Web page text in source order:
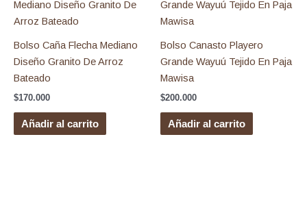
Bolso Caña Flecha Mediano
Diseño Granito De Arroz
Bateado
$170.000
Añadir al carrito
Bolso Canasto Playero
Grande Wayuú Tejido En Paja
Mawisa
$200.000
Añadir al carrito